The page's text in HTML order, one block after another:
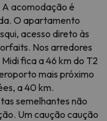
acomodação é
O apartamento
acesso direto às
Nos arredores
fica a 46 km do T2
mais próximo
a 40 km.
semelhantes não
Um caução caução